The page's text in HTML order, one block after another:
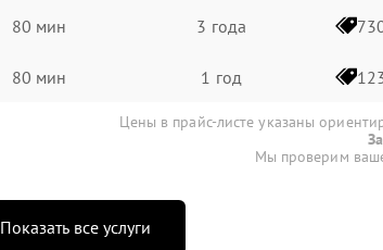
80 мин 3 года
80 мин 1 год
Цены в прайс-листе указаны
Мы проверим
Показать все услуги